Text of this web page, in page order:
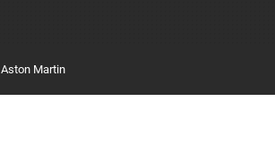
Aston Martin